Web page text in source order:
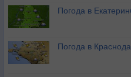
Погода в
Погода в